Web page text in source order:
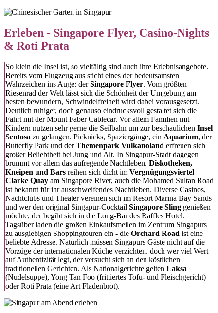
Erleben - Singapore Flyer, Casino-Nights
& Roti Prata
So klein die Insel ist, so vielfältig sind auch ihre Erlebnisangebote.
Bereits vom Flugzeug aus sticht eines der bedeutsamsten
Wahrzeichen ins Auge: derSingapore Flyer. Vom größten
Riesenrad der Welt lässt sich die Schönheit der Umgebung am
besten bewundern, Schwindelfreiheit wird dabei vorausgesetzt.
Deutlich ruhiger, doch genauso eindrucksvoll gestaltet sich die
Fahrt mit der Mount Faber Cablecar. Vor allem Familien mit
Kindern nutzen sehr gerne die Seilbahn um zur beschaulichen Insel
Sentosa zu gelangen. Picknicks, Spaziergänge, ein Aquarium, der
Butterfly Park und derThemenpark Vulkanoland erfreuen sich
großer Beliebtheit bei Jung und Alt. In Singapur-Stadt dagegen
brummt vor allem das aufregende Nachtleben. Diskotheken,
Kneipen und Bars reihen sich dicht im Vergnügungsviertel
Clarke Quay am Singapore River, auch die Mohamed Sultan Road
ist bekannt für ihr ausschweifendes Nachtleben. Diverse Casinos,
Nachtclubs und Theater vereinen sich im Resort Marina Bay Sands
und wer den original Singapur-Cocktail Singapore Sling genießen
möchte, der begibt sich in die Long-Bar des Raffles Hotel.
Tagsüber laden die großen Einkaufsmeilen im Zentrum Singapurs
zu ausgiebigen Shoppingtouren ein - die Orchard Road ist eine
beliebte Adresse. Natürlich müssen Singapurs Gäste nicht auf die
Vorzüge der internationalen Küche verzichten, doch wer viel Wert
auf Authentizität legt, der versucht sich an den köstlichen
traditionellen Gerichten. Als Nationalgerichte gelten Laksa
(Nudelsuppe), Yong Tan Foo (frittiertes Tofu- und Fleischgericht)
oder Roti Prata (eine Art Fladenbrot).